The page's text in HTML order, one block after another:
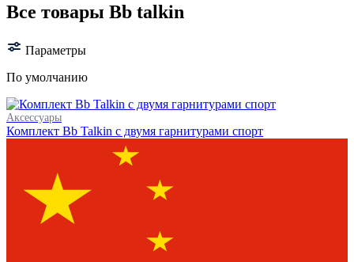
Все товары Bb talkin
Параметры
По умолчанию
Аксессуары
Комплект Bb Talkin с двумя гарнитурами спорт